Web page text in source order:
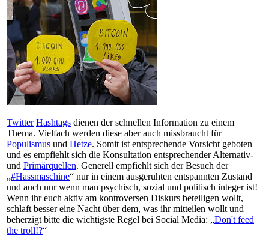
Twitter Hashtags dienen der schnellen Information zu einem
Thema. Vielfach werden diese aber auch missbraucht für
Populismus und Hetze. Somit ist entsprechende Vorsicht geboten
und es empfiehlt sich die Konsultation entsprechender Alternativ-
und Primärquellen. Generell empfiehlt sich der Besuch der
„#Hassmaschine“ nur in einem ausgeruhten entspannten Zustand
und auch nur wenn man psychisch, sozial und politisch integer ist!
Wenn ihr euch aktiv am kontroversen Diskurs beteiligen wollt,
schlaft besser eine Nacht über dem, was ihr mitteilen wollt und
beherzigt bitte die wichtigste Regel bei Social Media: „Don't feed
the troll!?“